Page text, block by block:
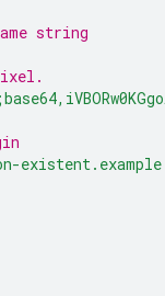
string